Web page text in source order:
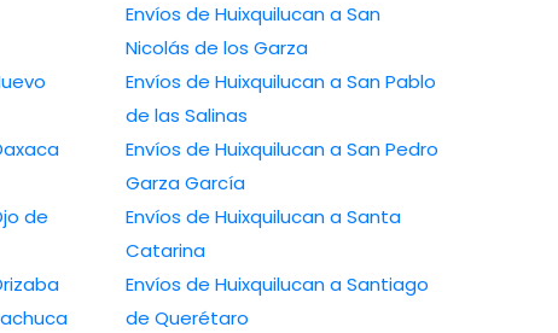
de
Envíos de Huixquilucan a San
Nicolás de los Garza
Envíos de Huixquilucan a San Pablo
de las Salinas
Envíos de Huixquilucan a San Pedro
Garza García
Envíos de Huixquilucan a Santa
Catarina
Envíos de Huixquilucan a Santiago
de Querétaro